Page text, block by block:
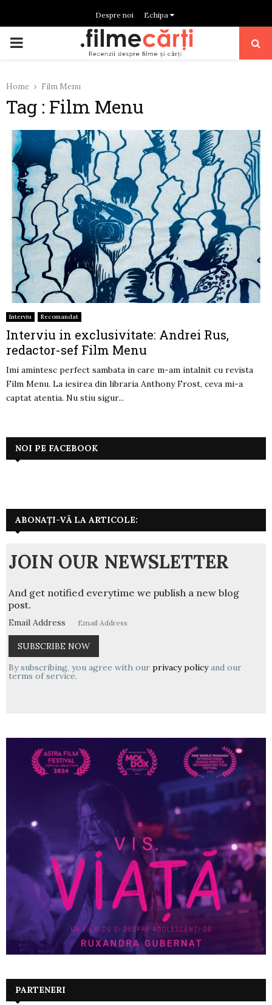
Despre noi Echipa
PRIMARY
Home Film Menu
Tag : Film Menu
Interviu Recomandat
Interviu in exclusivitate: Andrei Rus,
redactor-sef Film Menu
Imi amintesc perfect sambata in care m-am intalnit cu revista
Film Menu. La iesirea din libraria Anthony Frost, ceva mi-a
captat atentia. Nu stiu sigur...
NOI PE FACEBOOK
ABONAȚI-VĂ LA ARTICOLE:
JOIN OUR NEWSLETTER
And get notified everytime we publish a new blog
post.
Email Address
By subscribing, you agree with our privacy policyand our
terms of service.
PARTENERI